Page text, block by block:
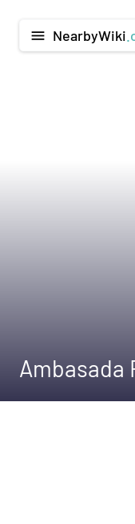
menu NearbyWiki
Ambasada